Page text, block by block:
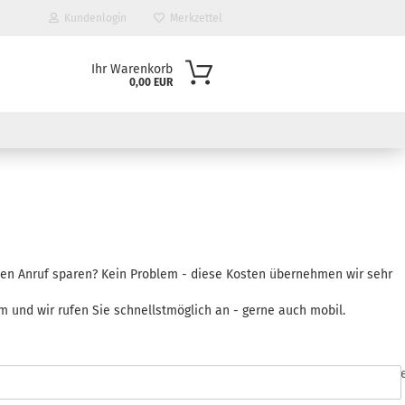
Kundenlogin Merkzettel
Ihr Warenkorb
0,00 EUR
Anruf sparen? Kein Problem - diese Kosten übernehmen wir sehr
und wir rufen Sie schnellstmöglich an - gerne auch mobil.
* notwendige